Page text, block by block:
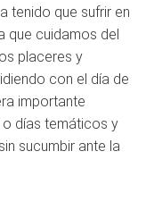
tenido que sufrir en
que cuidamos del
placeres y
con el día de
importante
días temáticos y
sucumbir ante la